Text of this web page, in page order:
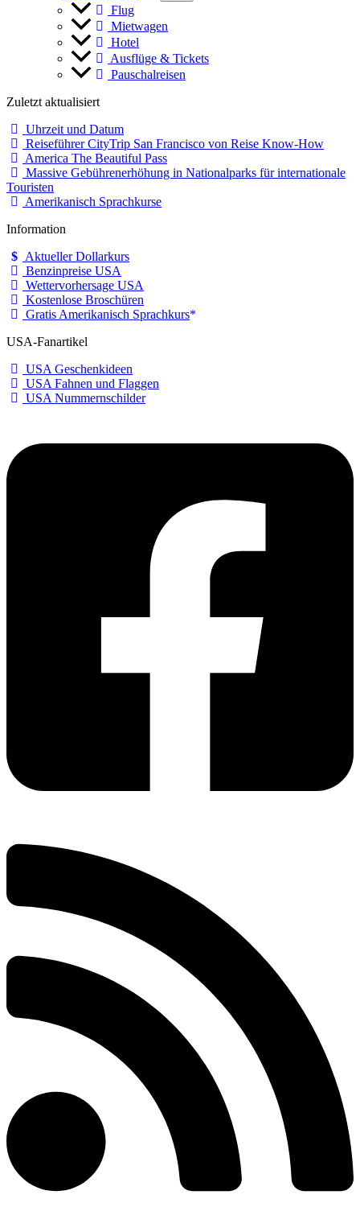
Flug
Mietwagen
Hotel
Ausflüge & Tickets
Pauschalreisen
Zuletzt aktualisiert
Uhrzeit und Datum
Reiseführer CityTrip San Francisco von Reise Know-How
America The Beautiful Pass
Massive Gebührenerhöhung in Nationalparks für internationale
Touristen
Amerikanisch Sprachkurse
Information
Aktueller Dollarkurs
Benzinpreise USA
Wettervorhersage USA
Kostenlose Broschüren
Gratis Amerikanisch Sprachkurs
USA-Fanartikel
USA Geschenkideen
USA Fahnen und Flaggen
USA Nummernschilder